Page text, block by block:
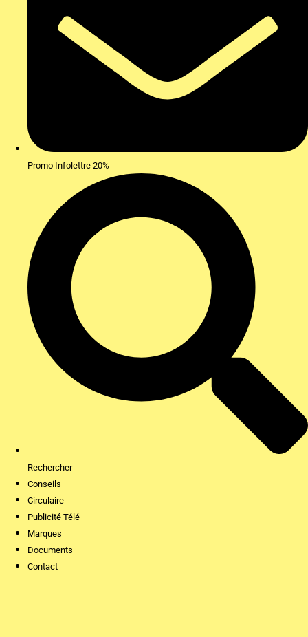
Promo Infolettre 20%
Rechercher
Conseils
Circulaire
Publicité Télé
Marques
Documents
Contact